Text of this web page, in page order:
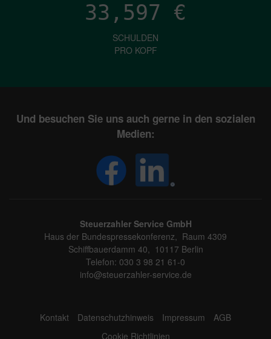
33,597 €
SCHULDEN
PRO KOPF
Und besuchen Sie uns auch gerne in den sozialen
Medien:
Steuerzahler Service GmbH
Haus der Bundespressekonferenz, Raum 4309
Schiffbauerdamm 40, 10117 Berlin
Telefon: 030 3 98 21 61-0
info@steuerzahler-service.de
Kontakt Datenschutzhinweis Impressum
AGB
Cookie Richtlinien